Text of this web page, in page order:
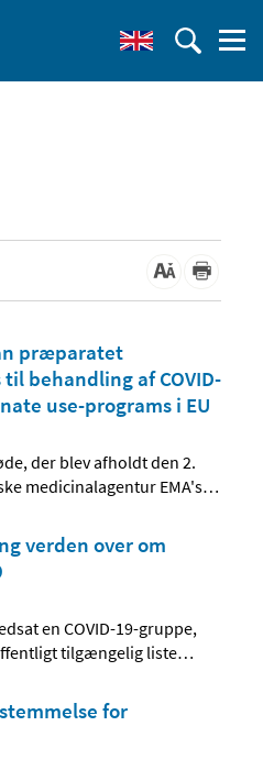
præparatet
behandling af COVID-
use-programs i EU
der blev afholdt den 2.
medicinalagentur EMA's…
verden over om
en COVID-19-gruppe,
tilgængelig liste…
for